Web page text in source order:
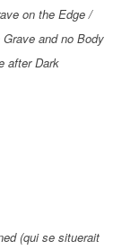
on the Edge /
and no Body
after Dark
(qui se situerait